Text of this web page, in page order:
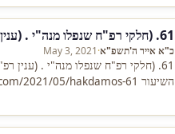
61. (חלקי רפ"ח שנפלו מנה"י . (ענין רפ"ח שיעור ד
כ"א אייר ה'תשפ"א·
May 3, 2021
61. (חלקי רפ"ח שנפלו מנה"י . (ענין
השיעור https://yitzchoklowy.com/2021/05/hakdamos-61/